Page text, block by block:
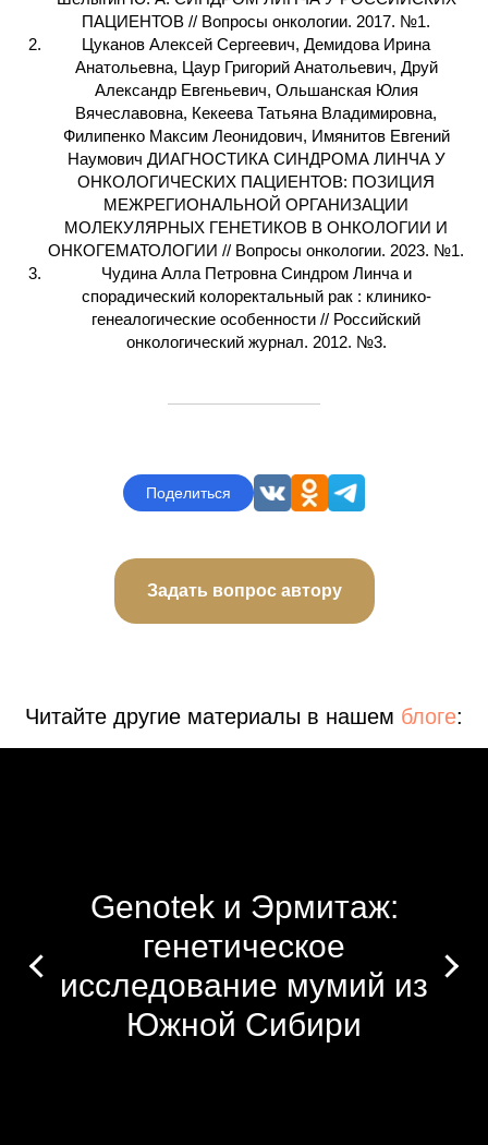
ПАЦИЕНТОВ // Вопросы онкологии. 2017. №1.
Цуканов Алексей Сергеевич, Демидова Ирина
Анатольевна, Цаур Григорий Анатольевич, Друй
Александр Евгеньевич, Ольшанская Юлия
Вячеславовна, Кекеева Татьяна Владимировна,
Филипенко Максим Леонидович, Имянитов Евгений
Наумович ДИАГНОСТИКА СИНДРОМА ЛИНЧА У
ОНКОЛОГИЧЕСКИХ ПАЦИЕНТОВ: ПОЗИЦИЯ
МЕЖРЕГИОНАЛЬНОЙ ОРГАНИЗАЦИИ
МОЛЕКУЛЯРНЫХ ГЕНЕТИКОВ В ОНКОЛОГИИ И
ОНКОГЕМАТОЛОГИИ // Вопросы онкологии. 2023. №1.
Чудина Алла Петровна Синдром Линча и
спорадический колоректальный рак : клинико-
генеалогические особенности // Российский
онкологический журнал. 2012. №3.
Поделиться
Задать вопрос автору
Читайте другие материалы в нашем блоге:
Genotek и Эрмитаж:
генетическое
исследование мумий из
Южной Сибири